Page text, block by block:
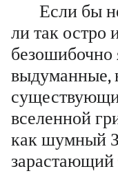
Если бы
ли так остро
безошибочно
выдуманные,
вселенной
как шумный
зарастающий